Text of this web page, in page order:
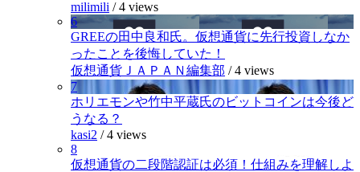
milimili /4 views
6
GREEの田中良和氏。仮想通貨に先行投資しなか
ったことを後悔していた！
仮想通貨ＪＡＰＡＮ編集部 /4 views
7
ホリエモンや竹中平蔵氏のビットコインは今後ど
うなる？
kasi2 /4 views
8
仮想通貨の二段階認証は必須！仕組みを理解しよ